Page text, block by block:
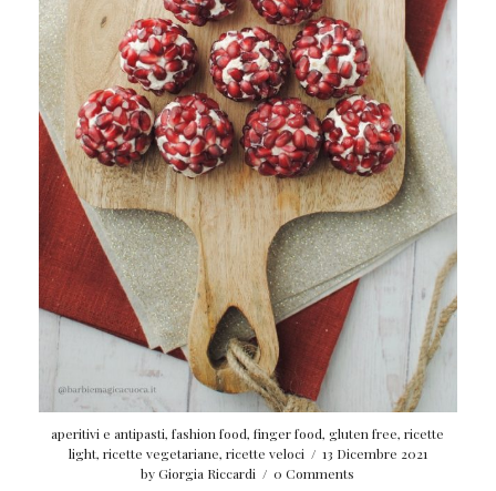
aperitivi e antipasti,fashion food,finger food,gluten free,ricette
light, ricette vegetariane, ricette veloci / 13 Dicembre 2021
byGiorgia Riccardi / 0 Comments